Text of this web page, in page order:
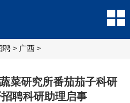
聘 > 广西 >
菜研究所番茄茄子科研
聘科研助理启事